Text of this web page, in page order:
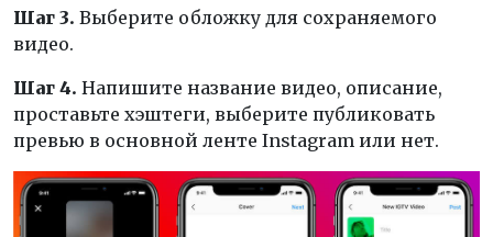
Шаг 3. Выберите обложку для сохраняемого
видео.
Шаг 4. Напишите название видео, описание,
проставьте хэштеги, выберите публиковать
превью в основной ленте Instagram или нет.